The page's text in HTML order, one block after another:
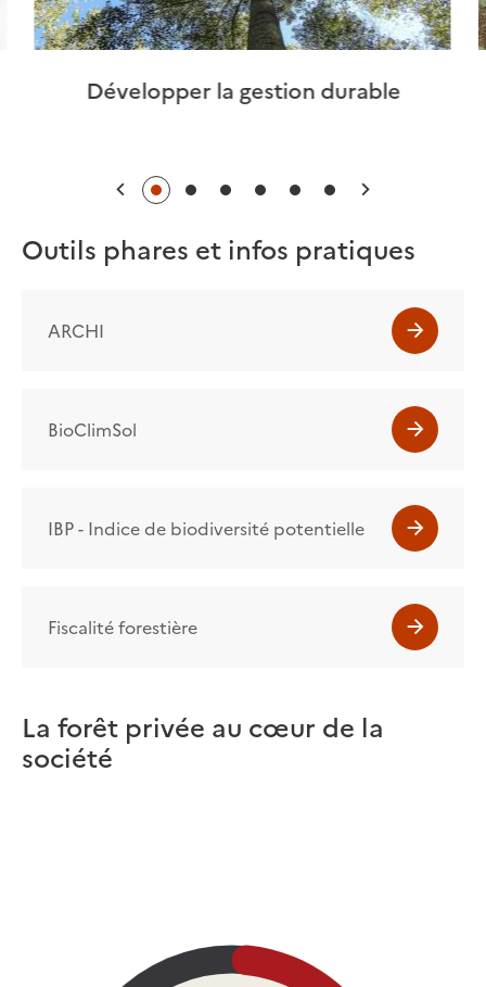
Développer la gestion durable
Outils phares et infos pratiques
ARCHI
BioClimSol
IBP - Indice de biodiversité potentielle
Fiscalité forestière
La forêt privée au cœur de la
société